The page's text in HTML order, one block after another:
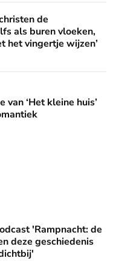
‘Zelfs als
de
als buren vloeken,
het vingertje wijzen’
huis’ biedt fijne
‘Het kleine huis’
de Titanic': 'We
'Rampnacht: de
deze geschiedenis